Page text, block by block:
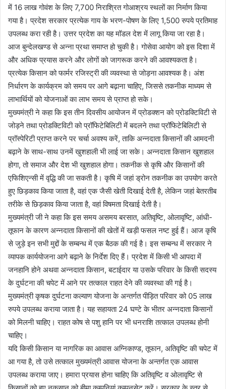
में 16 लाख गोवंश के लिए 7,700 निराश्रित गोआश्रय स्थलों का निर्माण किया
गया है। प्रदेश सरकार प्रत्येक गाय के भरण-पोषण के लिए 1,500 रुपये प्रतिमाह
उपलब्ध करा रही है। उत्तर प्रदेश का यह मॉडल देश में लागू किया जा रहा है।
आज बुन्देलखण्ड से अन्ना प्रथा समाप्त हो चुकी है। गोसेवा आयोग को इस दिशा में
और अधिक प्रयास करने और लोगों को जागरूक करने की आवश्यकता है।
प्रत्येक किसान को फार्मर रजिस्ट्री की व्यवस्था से जोड़ना आवश्यक है। अंश
निर्धारण के कार्यक्रम को समय पर आगे बढ़ाना चाहिए, जिससे तकनीक माध्यम से
लाभार्थियों को योजनाओं का लाभ समय से प्राप्त हो सके।
मुख्यमंत्री ने कहा कि इस तीन दिवसीय आयोजन में प्रोडक्शन को प्रोडक्टिविटी से
जोड़ने तथा प्रोडक्टिविटी को प्रॉफिटेबिलिटी में बदलने तथा प्रॉफिटेबिलिटी से
प्रॉस्पेरिटी प्राप्त करने पर चर्चा अवश्य करें, ताकि अन्नदाता किसानों की आमदनी
बढ़ाने के साथ-साथ उनमें खुशहाली भी लाई जा सके। अन्नदाता किसान खुशहाल
होगा, तो समाज और देश भी खुशहाल होगा। तकनीक से कृषि और किसानों की
एफिशिएन्सी में वृद्धि की जा सकती है। कृषि में जहां ड्रोन तकनीक का उपयोग करते
हुए छिड़काव किया जाता है, वहां एक जैसी खेती दिखाई देती है, लेकिन जहां बेतरतीब
तरीके से छिड़काव किया जाता है, वहां विषमता दिखाई देती है।
मुख्यमंत्री जी ने कहा कि इस समय असमय बरसात, अतिवृष्टि, ओलावृष्टि, आंधी-
तूफान के कारण अन्नदाता किसानों की खेतों में खड़ी फसल नष्ट हुई हैं। आज कृषि
से जुड़े इन सभी मुद्दों के सम्बन्ध में एक बैठक की गई है। इस सम्बन्ध में सरकार ने
व्यापक कार्ययोजना आगे बढ़ाने के निर्देश दिए हैं। प्रदेश में किसी भी आपदा में
जनहानि होने अथवा अन्नदाता किसान, बटाईदार या उसके परिवार के किसी सदस्य
के दुर्घटना की चपेट में आने पर तत्काल राहत देने की व्यवस्था की गई है।
मुख्यमंत्री कृषक दुर्घटना कल्याण योजना के अन्तर्गत पीड़ित परिवार को 05 लाख
रुपये उपलब्ध कराया जाता है। यह सहायता 24 घण्टे के भीतर अन्नदाता किसानों
को मिलनी चाहिए। राहत कोष से पशु हानि पर भी धनराशि तत्काल उपलब्ध होनी
चाहिए।
यदि किसी किसान या नागरिक का आवास अग्निकाण्ड, तूफान, अतिवृष्टि की चपेट में
आ गया है, तो उसे तत्काल मुख्यमंत्री आवास योजना के अन्तर्गत एक आवास
उपलब्ध कराया जाए। हमारा प्रयास होना चाहिए कि अतिवृष्टि व ओलावृष्टि से